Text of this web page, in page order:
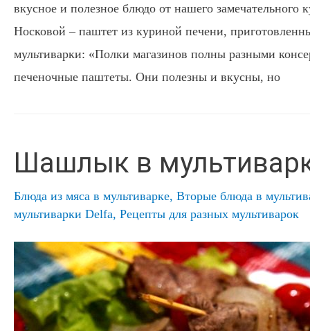
вкусное и полезное блюдо от нашего замечательного
Носковой – паштет из куриной печени,
мультиварки: «Полки магазинов полны разными
печеночные паштеты. Они полезны и вкусны, но
Шашлык в
Блюда из мяса в мультиварке, Вторые блюда в
мультиварки Delfa, Рецепты для разных мультиварок